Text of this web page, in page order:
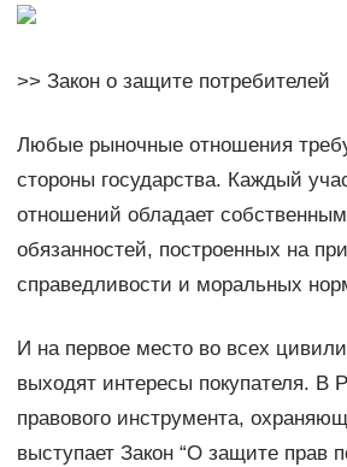
>> Закон о защите потребителей
Любые рыночные отношения
стороны государства. Каждый
отношений обладает
обязанностей, построенных на
справедливости и моральных
И на первое место во всех
выходят интересы покупателя. В
правового инструмента,
выступает Закон “О защите прав